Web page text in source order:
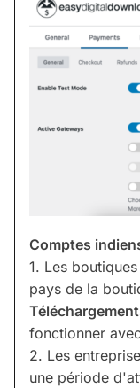
Comptes
1. Les
pays de la
fonctionner
2. Les
une période